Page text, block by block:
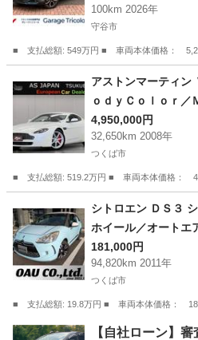
ｄｒｏｉｄＡｕｔｏ
100km 2026年
守谷市
■ 支払総額: 549万円 ■ 車両本体価格：
その他
アストンマーティ
ｏｄｙＣｏｌｏｒ／
ｈｉｔｅ Ｔｒｉｍ
ｈｏｃｏｌａｔｅ
ｒｕｆｆｌｅ 純
カメラ キーレス２
4,950,000円
32,650km 2008年
つくば市
■ 支払総額: 519.2万円 ■ 車両本体価格：
シトロエン ＤＳ３
ホイール／オートエ
181,000円
94,820km 2011年
つくば市
■ 支払総額: 19.8万円 ■ 車両本体価格：
茨城 つくば市 その他
【自社ローン】